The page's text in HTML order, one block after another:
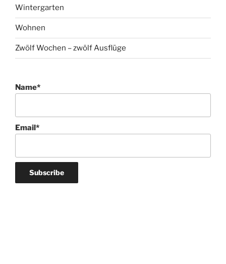
Wintergarten
Wohnen
Zwölf Wochen – zwölf Ausflüge
Name*
Email*